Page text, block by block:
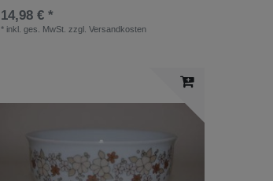
14,98 € *
* inkl. ges. MwSt. zzgl.Versandkosten